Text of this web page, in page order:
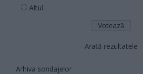
Altul
Arată rezultatele
Arhiva sondajelor